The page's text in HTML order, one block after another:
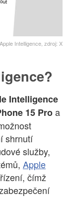
Apple Intelligence, zdroj: X
Intelligence
15 Proa
shrnutí
služby,
Apple
čímž